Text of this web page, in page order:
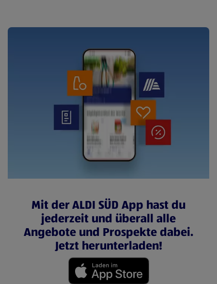
Mit der ALDI SÜD App hast du
jederzeit und überall alle
Angebote und Prospekte dabei.
Jetzt herunterladen!